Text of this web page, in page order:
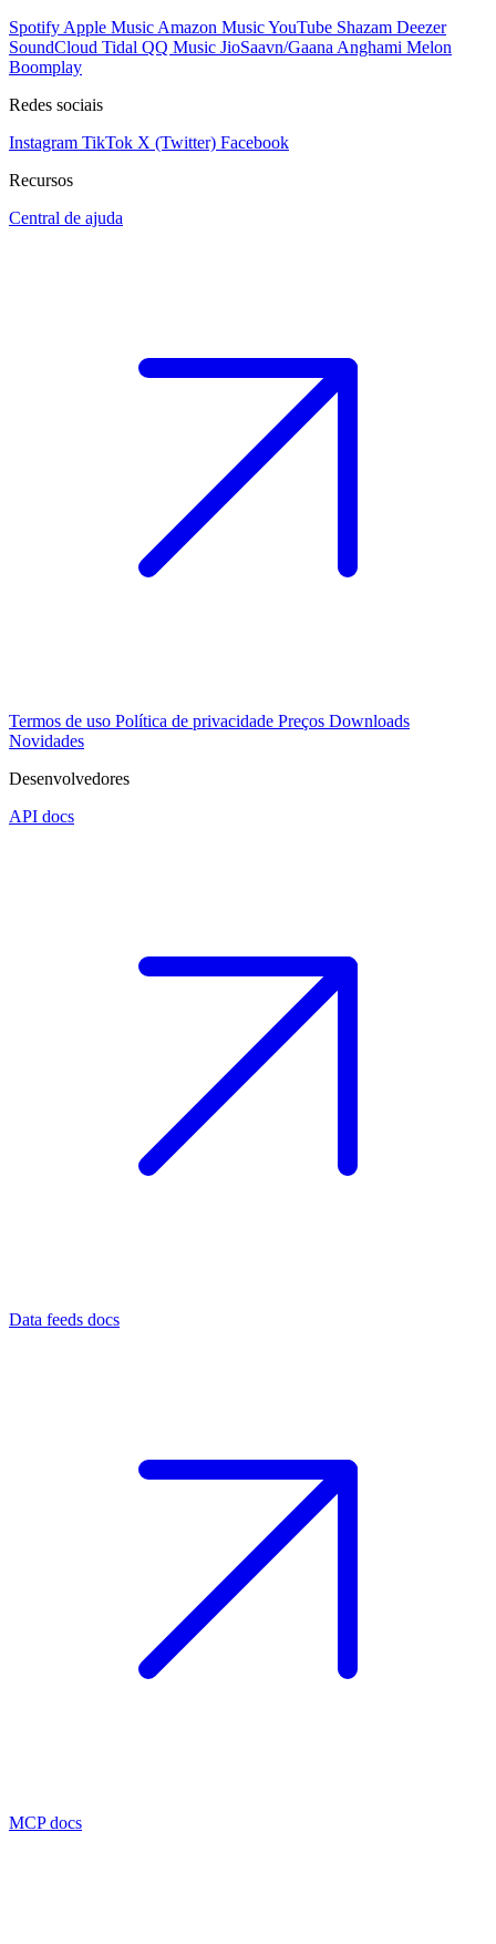
Spotify Apple Music Amazon MusicYouTube Shazam Deezer
SoundCloud Tidal QQ Music JioSaavn/Gaana Anghami Melon
Boomplay
Redes sociais
Instagram TikTok X (Twitter) Facebook
Recursos
Central de ajuda
Termos de uso Política de privacidade Preços Downloads
Novidades
Desenvolvedores
API docs
Data feeds docs
MCP docs